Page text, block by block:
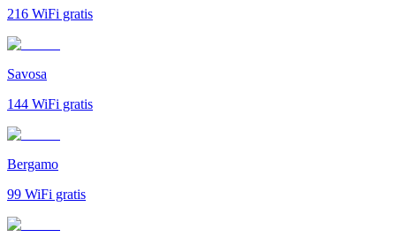
216 WiFi gratis
Savosa
144 WiFi gratis
Bergamo
99 WiFi gratis